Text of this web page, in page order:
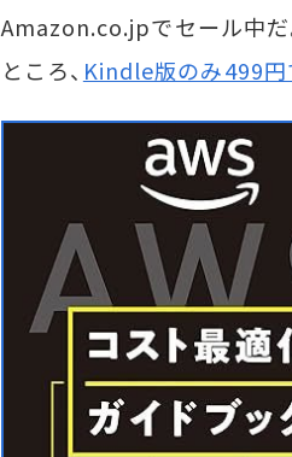
Amazon.co.jpでセール中だ
ところ、 Kindle版のみ499円